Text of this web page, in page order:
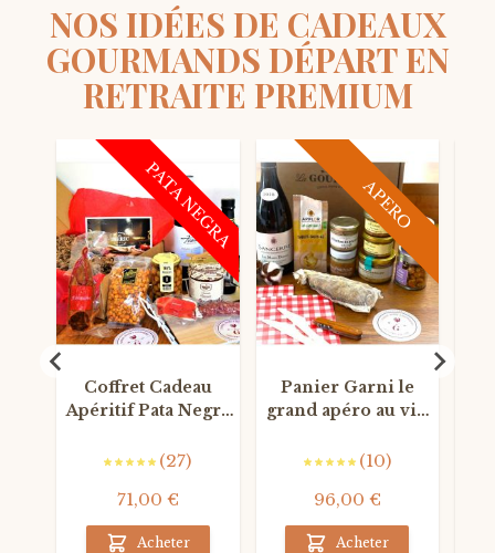
NOS IDÉES DE CADEAUX
GOURMANDS DÉPART EN
RETRAITE PREMIUM
PATA NEGRA
Coffret Cadeau
Apéritif Pata Negra
(27)
71,00 €
Acheter
APERO
Panier Garni le
grand apéro au vin
(10)
96,00 €
Acheter